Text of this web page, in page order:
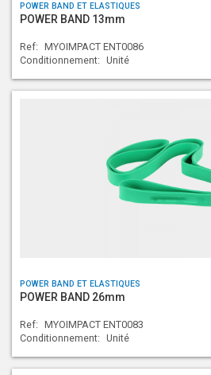
POWER BAND ET ELASTIQUES
POWER BAND 13mm
Ref: MYOIMPACT ENT0086
Conditionnement: Unité
POWER BAND ET ELASTIQUES
POWER BAND 26mm
Ref: MYOIMPACT ENT0083
Conditionnement: Unité